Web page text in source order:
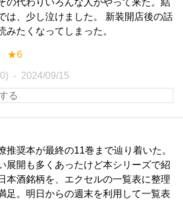
の代わりいろんな人がやって来た。結
は、少し泣けました。 新装開店後の話
みたくなってしまった。
★6
2024/09/15
推奨本が最終の11巻まで辿り着いた。
展開も多くあったけど本シリーズで紹
本酒銘柄を、エクセルの一覧表に整理
足。明日からの週末を利用して一覧表